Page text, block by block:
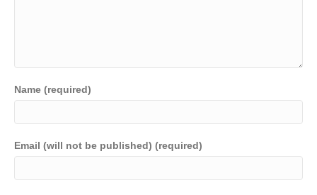
Name (required)
Email (will not be published) (required)